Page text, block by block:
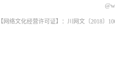
【网络文化经营许可证】：川网文〔2018